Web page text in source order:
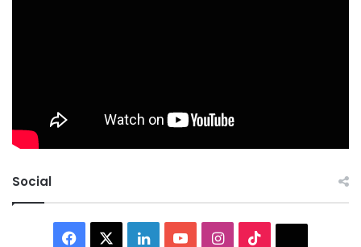
Social
Facebook LinkedInYouTubeInstagram